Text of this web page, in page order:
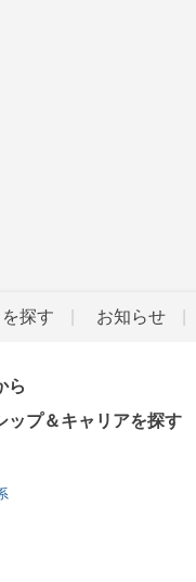
探す お知らせ
ら
ップ＆キャリアを探す